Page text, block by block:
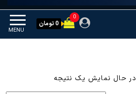
MENU
0
0 تومان
در حال نمایش یک نتیجه